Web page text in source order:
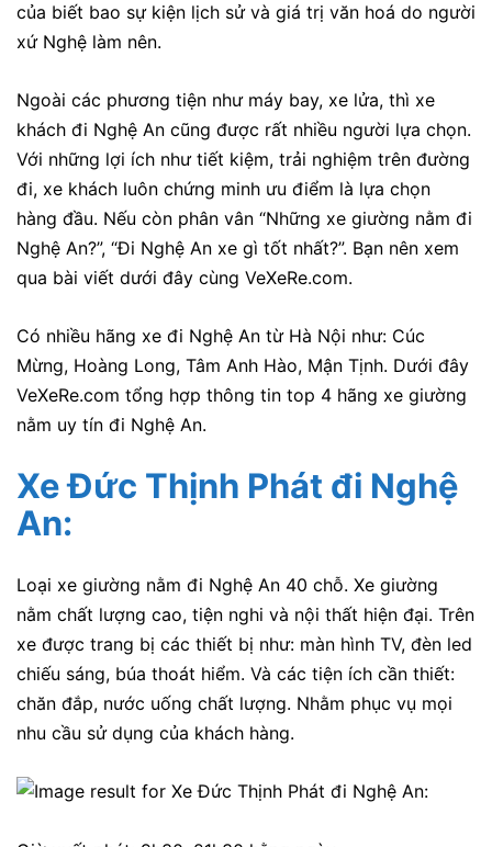
của biết bao sự kiện lịch sử và giá trị văn hoá do người
xứ Nghệ làm nên.
Ngoài các phương tiện như máy bay, xe lửa, thì xe
khách đi Nghệ An cũng được rất nhiều người lựa chọn.
Với những lợi ích như tiết kiệm, trải nghiệm trên đường
đi, xe khách luôn chứng minh ưu điểm là lựa chọn
hàng đầu. Nếu còn phân vân “Những xe giường nằm đi
Nghệ An?”, “Đi Nghệ An xe gì tốt nhất?”. Bạn nên xem
qua bài viết dưới đây cùng VeXeRe.com.
Có nhiều hãng xe đi Nghệ An từ Hà Nội như: Cúc
Mừng, Hoàng Long, Tâm Anh Hào, Mận Tịnh. Dưới đây
VeXeRe.com tổng hợp thông tin top 4 hãng xe giường
nằm uy tín đi Nghệ An.
Xe Đức Thịnh Phát đi Nghệ
An:
Loại xe giường nằm đi Nghệ An 40 chỗ. Xe giường
nằm chất lượng cao, tiện nghi và nội thất hiện đại. Trên
xe được trang bị các thiết bị như: màn hình TV, đèn led
chiếu sáng, búa thoát hiểm. Và các tiện ích cần thiết:
chăn đắp, nước uống chất lượng. Nhằm phục vụ mọi
nhu cầu sử dụng của khách hàng.